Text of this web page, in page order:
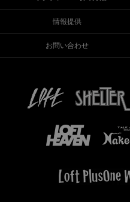
情報提供
お問い合わせ